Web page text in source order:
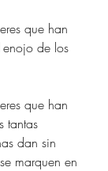
que han
de los
que han
tantas
dan sin
marquen en